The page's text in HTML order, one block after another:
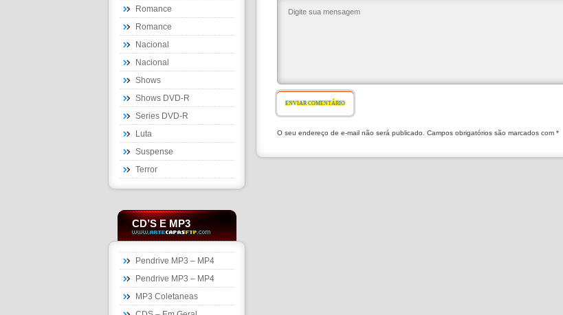
Romance
Romance
Nacional
Nacional
Shows
Shows DVD-R
Series DVD-R
Luta
Suspense
Terror
CD’S E MP3
Pendrive MP3 – MP4
Pendrive MP3 – MP4
MP3 Coletaneas
ENVIAR COMENTÁRIO
O seu endereço de e-mail não será publicado. Campos obrigatórios são marcados com *